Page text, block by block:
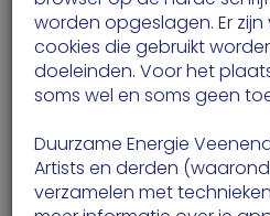
worden opgeslagen. Er
cookies die gebruikt
doeleinden. Voor het
soms wel en soms geen
Duurzame Energie
Artists en derden
verzamelen met